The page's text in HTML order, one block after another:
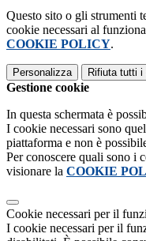
Questo sito o gli strumenti
cookie necessari al
COOKIE POLICY.
Personalizza Rifiuta tutti i
Gestione cookie
In questa schermata è
I cookie necessari sono
piattaforma e non è
Per conoscere quali sono i
visionare la COOKIE
Cookie necessari per il
I cookie necessari per il